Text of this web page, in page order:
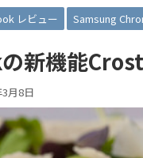
レビュー Samsung
新機能
月8日